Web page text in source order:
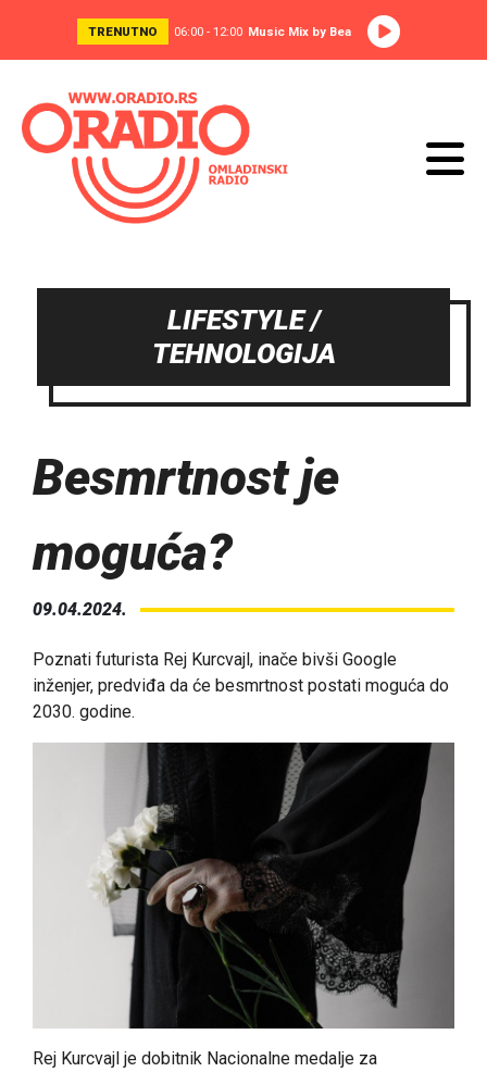
TRENUTNO 06:00 - 12:00 Music Mix by Bea
LIFESTYLE /
TEHNOLOGIJA
Besmrtnost je
moguća?
09.04.2024.
Poznati futurista Rej Kurcvajl, inače bivši Google
inženjer, predviđa da će besmrtnost postati moguća do
2030. godine.
Rej Kurcvajl je dobitnik Nacionalne medalje za